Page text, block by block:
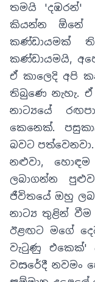
තමයි 'දඹරන්'
කියන්න ඕනේ
කණ්ඩායමක්
කණ්ඩායමයි,
ඒ කාලෙදි අපි
තිබුණෙ නැහැ.
නාට්‍යයේ
කෙනෙක්.
බවට පත්වෙනවා
නළුවා, හොඳම
ලබාගන්න
ජීවිතයේ ඔහු
නාට්‍ය තුළින්
ඊළඟට මගේ
වැටුණු එකෙක්'
වසරේදී නවමං